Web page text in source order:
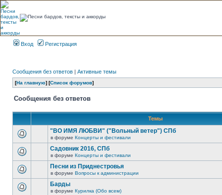
Вход Регистрация
Сообщения без ответов | Активные темы
[На главную] [Список форумов]
Сообщения без ответов
Темы
"ВО ИМЯ ЛЮБВИ" ("Вольный ветер") СПб
в форуме Концерты и фестивали
Садовник 2016, СПб
в форуме Концерты и фестивали
Песни из Приднестровья
в форуме Вопросы к администрации
Барды
в форуме Курилка (Обо всем)